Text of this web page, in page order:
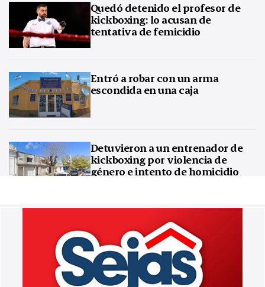
Quedó detenido el profesor de
kickboxing: lo acusan de
tentativa de femicidio
Entró a robar con un arma
escondida en una caja
Detuvieron a un entrenador de
kickboxing por violencia de
género e intento de homicidio